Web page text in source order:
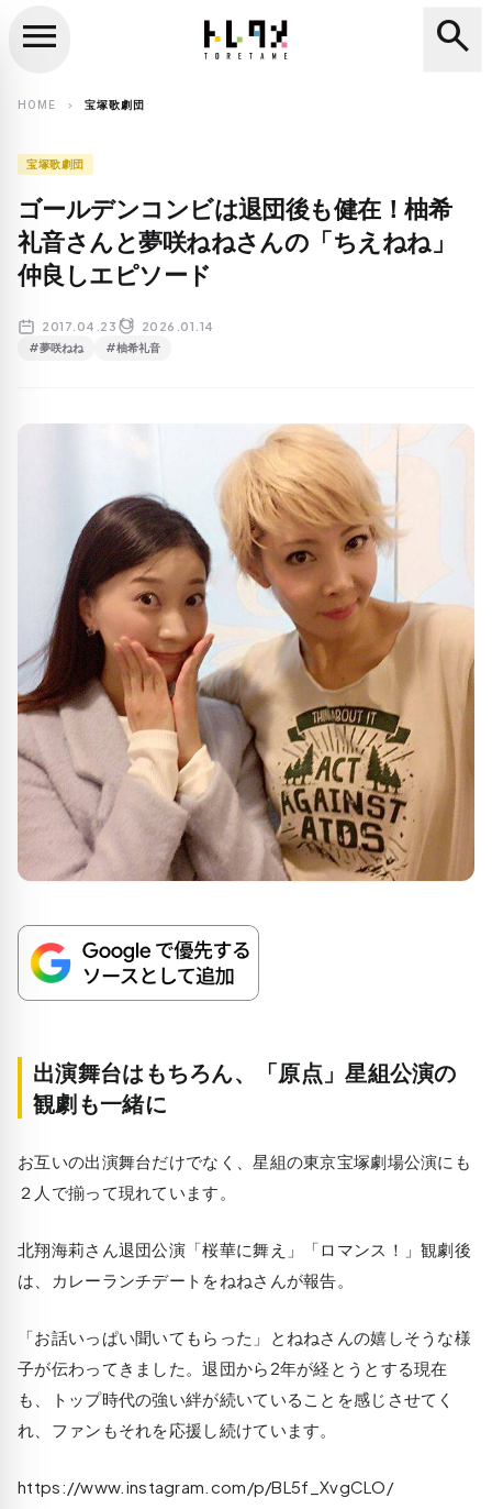
search
menu search
HOME chevron_right 宝塚歌劇団
宝塚歌劇団
ゴールデンコンビは退団後も健在！柚希
礼音さんと夢咲ねねさんの「ちえねね」
仲良しエピソード
2017.04.23 2026.01.14
#夢咲ねね #柚希礼音
出演舞台はもちろん、「原点」星組公演の
観劇も一緒に
お互いの出演舞台だけでなく、星組の東京宝塚劇場公演にも
２人で揃って現れています。
北翔海莉さん退団公演「桜華に舞え」「ロマンス！」観劇後
は、カレーランチデートをねねさんが報告。
「お話いっぱい聞いてもらった」とねねさんの嬉しそうな様
子が伝わってきました。退団から2年が経とうとする現在
も、トップ時代の強い絆が続いていることを感じさせてく
れ、ファンもそれを応援し続けています。
https://www.instagram.com/p/BL5f_XvgCLO/